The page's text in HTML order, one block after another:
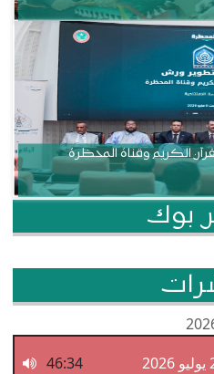
الكريم وقناة المحظرة
بوك
46:34